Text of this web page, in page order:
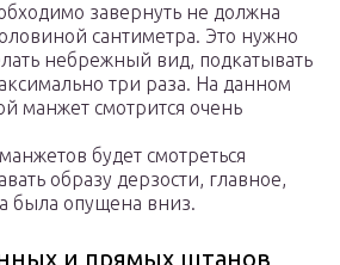
завернуть не должна
сантиметра. Это нужно
небрежный вид, подкатывать
три раза. На данном
манжет смотрится очень
будет смотреться
образу дерзости, главное,
была опущена вниз.
и прямых штанов